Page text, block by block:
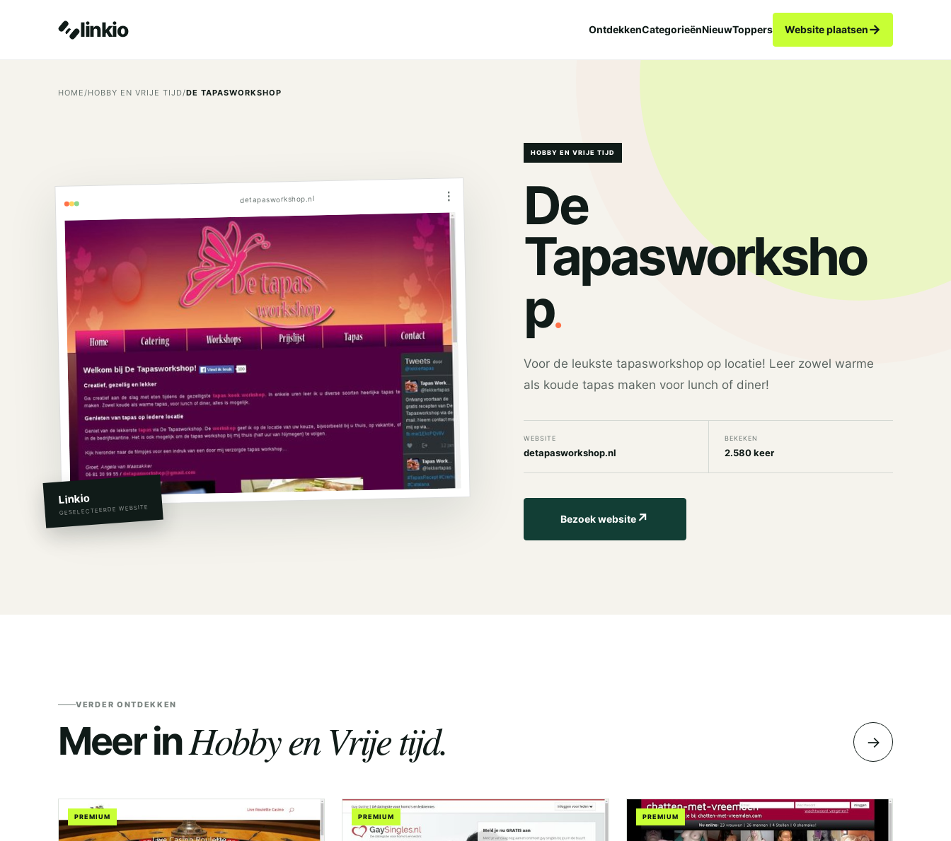
linkio OntdekkenCategorieënNieuwToppers Website plaatsen→
HOME/HOBBY EN VRIJE TIJD/DE TAPASWORKSHOP
detapasworkshop.nl ⋮
Linkio
GESELECTEERDE WEBSITE
HOBBY EN VRIJE TIJD
De
Tapasworksho
p.
Voor de leukste tapasworkshop op locatie! Leer zowel warme
als koude tapas maken voor lunch of diner!
WEBSITE
detapasworkshop.nl
BEKEKEN
2.580 keer
Bezoek website↗
VERDER ONTDEKKEN
Meer inHobby en Vrije tijd. →
PREMIUM PREMIUM PREMIUM